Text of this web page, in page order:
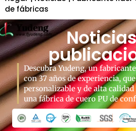
de fábricas
Descubra Yudeng, un
con 37 años de experiencia,
personalizable y de alta
una fábrica de cuero PU de